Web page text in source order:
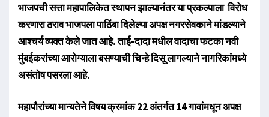
भाजपची सत्ता महापालिकेत स्थापन झाल्यानंतर या प्रकल्पाला विरोध
करणारा ठराव भाजपला पाठिंबा दिलेल्या अपक्ष नगरसेवकाने मांडल्याने
आश्चर्य व्यक्त केले जात आहे. ताई-दादा मधील वादाचा फटका नवी
मुंबईकरांच्या आरोग्याला बसण्याची चिन्हे दिसू लागल्याने नागरिकांमध्ये
असंतोष पसरला आहे.
महापौरांच्या मान्यतेने विषय क्रमांक 22 अंतर्गत 14 गावांमधून अपक्ष